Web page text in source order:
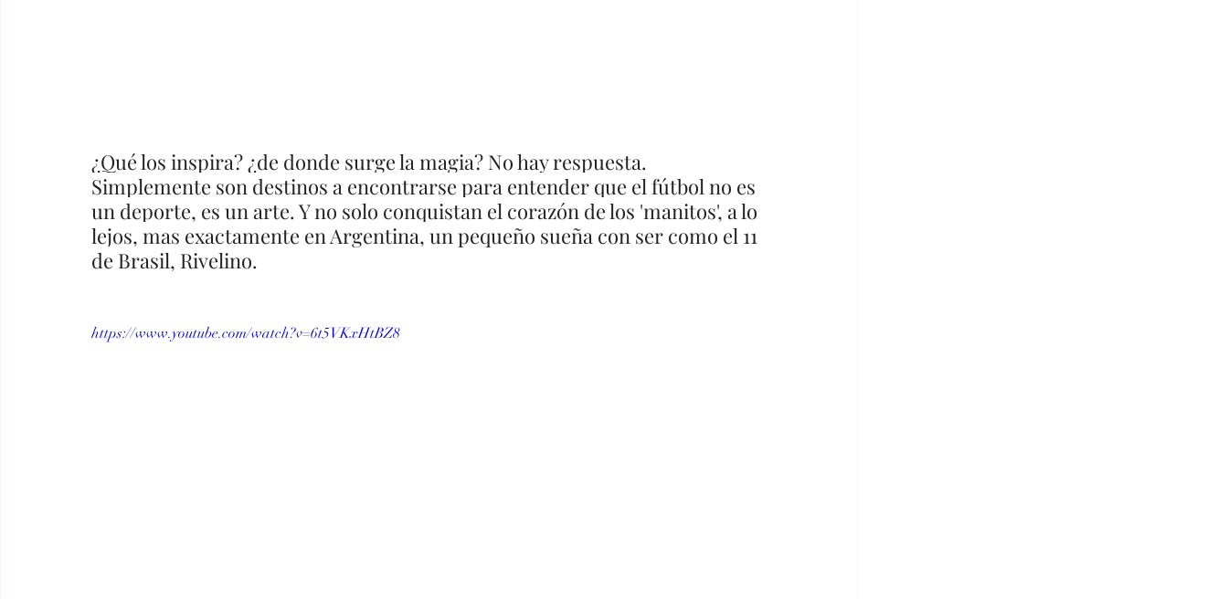
¿Qué los inspira? ¿de donde surge la magia? No hay respuesta.
Simplemente son destinos a encontrarse para entender que el fútbol no es
un deporte, es un arte. Y no solo conquistan el corazón de los 'manitos', a lo
lejos, mas exactamente en Argentina, un pequeño sueña con ser como el 11
de Brasil, Rivelino.
https://www.youtube.com/watch?v=6t5VKxHtBZ8